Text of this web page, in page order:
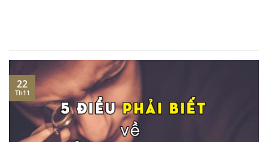
22
Th11